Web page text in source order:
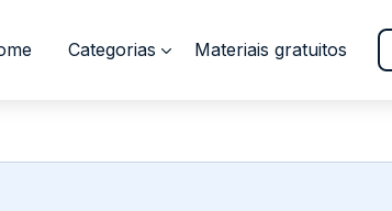
Categorias Materiais gratuitos